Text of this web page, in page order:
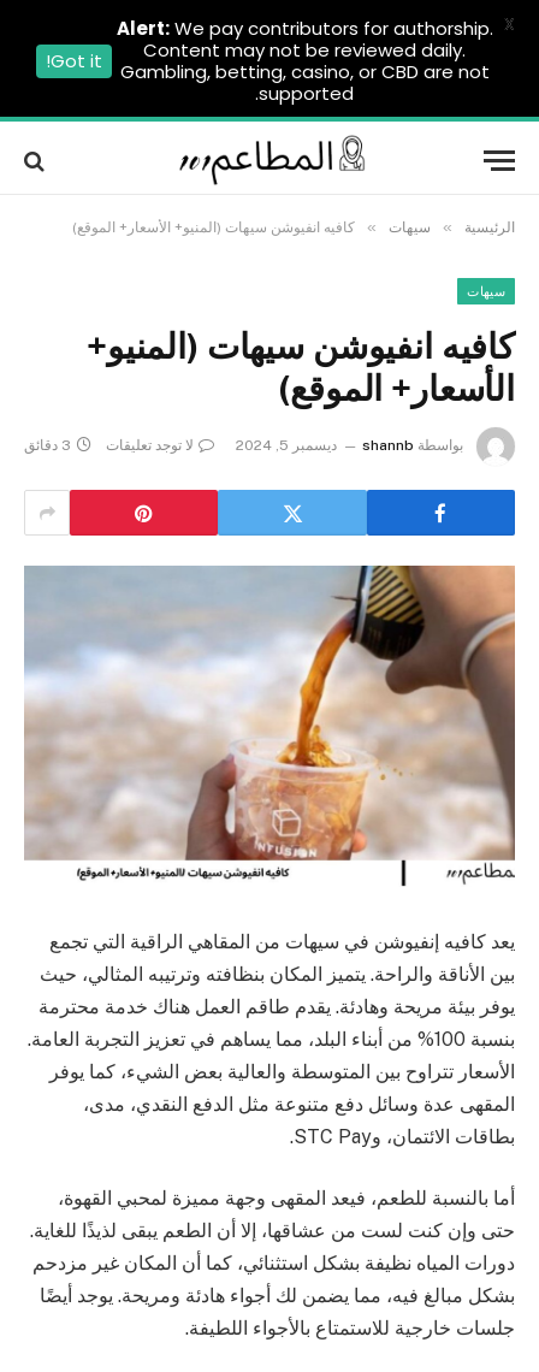
الرئيسية » سيهات » كافيه انفيوشن سيهات (المنيو+ الأسعار+ الموقع)
سيهات
كافيه انفيوشن سيهات (المنيو+
الأسعار+ الموقع)
بواسطة shannb ديسمبر 5, 2024 لا توجد تعليقات 3 دقائق
يعد كافيه إنفيوشن في سيهات من المقاهي الراقية التي تجمع
بين الأناقة والراحة. يتميز المكان بنظافته وترتيبه المثالي، حيث
يوفر بيئة مريحة وهادئة. يقدم طاقم العمل هناك خدمة محترمة
بنسبة 100% من أبناء البلد، مما يساهم في تعزيز التجربة العامة.
الأسعار تتراوح بين المتوسطة والعالية بعض الشيء، كما يوفر
المقهى عدة وسائل دفع متنوعة مثل الدفع النقدي، مدى،
بطاقات الائتمان، وSTC Pay.
أما بالنسبة للطعم، فيعد المقهى وجهة مميزة لمحبي القهوة،
حتى وإن كنت لست من عشاقها، إلا أن الطعم يبقى لذيذًا للغاية.
دورات المياه نظيفة بشكل استثنائي، كما أن المكان غير مزدحم
بشكل مبالغ فيه، مما يضمن لك أجواء هادئة ومريحة. يوجد أيضًا
جلسات خارجية للاستمتاع بالأجواء اللطيفة.
Alert:We pay contributors for authorship.
Content may not be reviewed daily.
Gambling, betting, casino, or CBD are not
supported.
Got it!
X